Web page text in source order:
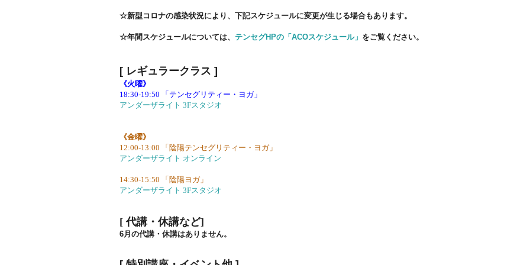
☆新型コロナの感染状況により、下記スケジュールに変更が生じる場合もあります。
☆年間スケジュールについては、 テンセグHPの「ACOスケジュール」 をご覧ください。
[ レギュラークラス ]
《火曜》
18:30-19:50 「テンセグリティー・ヨガ」
アンダーザライト 3Fスタジオ
《金曜》
12:00-13:00 「陰陽テンセグリティー・ヨガ」
アンダーザライト オンライン
14:30-15:50 「陰陽ヨガ」
アンダーザライト 3Fスタジオ
[ 代講・休講など]
6月の代講・休講はありません。